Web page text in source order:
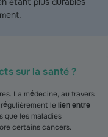
sur la santé ?
La médecine, au travers
lelien entre
que les maladies
certains cancers.